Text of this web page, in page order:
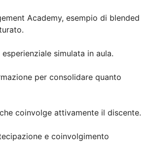
Academy, esempio di blended
simulata in aula.
per consolidare quanto
coinvolge attivamente il discente.
e coinvolgimento